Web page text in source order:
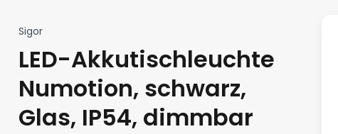
Sigor
LED-Akkutischleuchte
Numotion, schwarz,
Glas, IP54, dimmbar